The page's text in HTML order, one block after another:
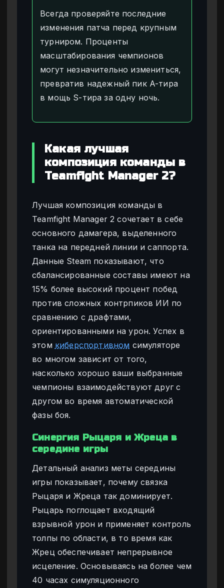
Всегда проверяйте последние
изменения патча перед крупным
турниром. Проценты
масштабирования чемпионов
могут незначительно измениться,
превратив надежный пик A-тира
в мощь S-тира за одну ночь.
Какая лучшая
композиция команды в
Teamfight Manager 2?
Лучшая композиция команды в
Teamfight Manager 2 сочетает в себе
основного дамагера, выделенного
танка на передней линии и саппорта.
Данные Steam показывают, что
сбалансированные составы имеют на
15% более высокий процент побед
против сложных контрпиков ИИ по
сравнению с драфтами,
ориентированными на урон. Успех в
этом киберспортивном симуляторе
во многом зависит от того,
насколько хорошо ваши выбранные
чемпионы взаимодействуют друг с
другом во время автоматической
фазы боя.
Синергия Рыцаря и Жреца в
середине игры
Детальный анализ меты середины
игры показывает, почему связка
Рыцаря и Жреца так доминирует.
Рыцарь поглощает входящий
взрывной урон и применяет контроль
толпы по области, в то время как
Жрец обеспечивает непрерывное
исцеление. Основываясь на более чем
40 часах симуляционного